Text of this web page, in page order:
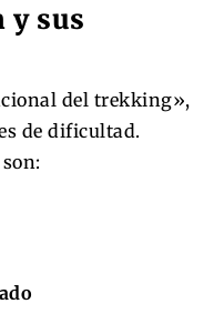
y sus
del trekking»,
de dificultad.